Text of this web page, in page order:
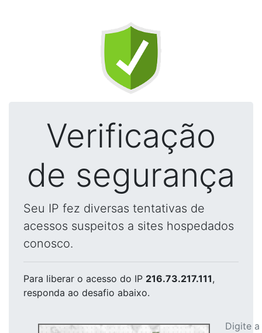
Verificação
de segurança
Seu IP fez diversas tentativas de
acessos suspeitos a sites hospedados
conosco.
Para liberar o acesso do IP 216.73.217.111,
responda ao desafio abaixo.
Digite